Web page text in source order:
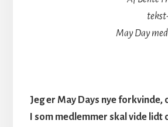
May Day
Jeg er May Days nye forkvinde,
I som medlemmer skal vide lidt